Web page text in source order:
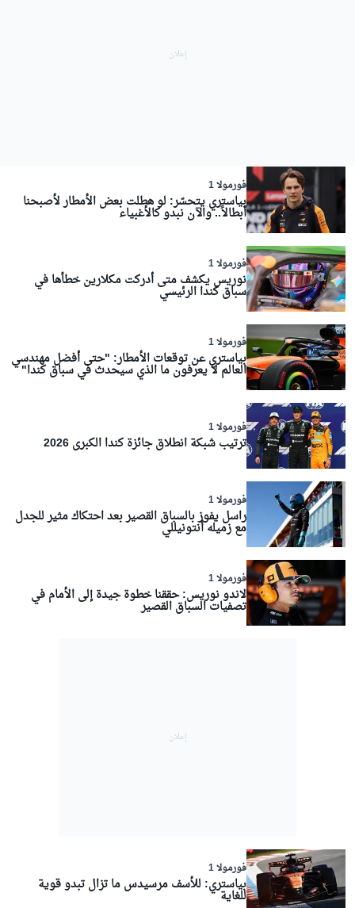
فورمولا 1
بياستري يتحسّر: لو هطلت بعض الأمطار لأصبحنا
أبطالاً.. والآن نبدو كالأغبياء
فورمولا 1
نوريس يكشف متى أدركت مكلارين خطأها في
سباق كندا الرئيسي
فورمولا 1
بياستري عن توقعات الأمطار: "حتى أفضل مهندسي
العالم لا يعرفون ما الذي سيحدث في سباق كندا"
فورمولا 1
ترتيب شبكة انطلاق جائزة كندا الكبرى 2026
فورمولا 1
راسل يفوز بالسباق القصير بعد احتكاك مثير للجدل
مع زميله أنتونيللي
فورمولا 1
لاندو نوريس: حققنا خطوة جيدة إلى الأمام في
تصفيات السباق القصير
فورمولا 1
بياستري: للأسف مرسيدس ما تزال تبدو قوية
للغاية